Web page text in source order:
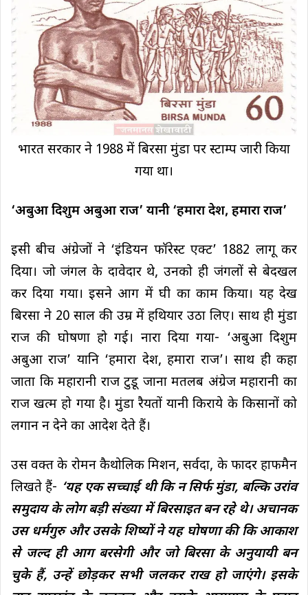
भारत सरकार ने 1988 में बिरसा मुंडा पर स्टाम्प जारी किया
गया था।
‘अबुआ दिशुम अबुआ राज’ यानी ‘हमारा देश, हमारा राज’
इसी बीच अंग्रेजों ने ‘इंडियन फॉरेस्ट एक्ट’ 1882 लागू कर
दिया। जो जंगल के दावेदार थे, उनको ही जंगलों से बेदखल
कर दिया गया। इसने आग में घी का काम किया। यह देख
बिरसा ने 20 साल की उम्र में हथियार उठा लिए। साथ ही मुंडा
राज की घोषणा हो गई। नारा दिया गया- ‘अबुआ दिशुम
अबुआ राज’ यानि ‘हमारा देश, हमारा राज’। साथ ही कहा
जाता कि महारानी राज टुडू जाना मतलब अंग्रेज महारानी का
राज खत्म हो गया है। मुंडा रैयतों यानी किराये के किसानों को
लगान न देने का आदेश देते हैं।
उस वक्त के रोमन कैथोलिक मिशन, सर्वदा, के फादर हाफमैन
लिखते हैं- ‘यह एक सच्चाई थी कि न सिर्फ मुंडा, बल्कि उरांव
समुदाय के लोग बड़ी संख्या में बिरसाइत बन रहे थे। अचानक
उस धर्मगुरु और उसके शिष्यों ने यह घोषणा की कि आकाश
से जल्द ही आग बरसेगी और जो बिरसा के अनुयायी बन
चुके हैं, उन्हें छोड़कर सभी जलकर राख हो जाएंगे। इसके